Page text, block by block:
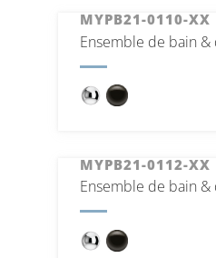
MYPB21-0110-XX
Ensemble de bain &
MYPB21-0112-XX
Ensemble de bain &